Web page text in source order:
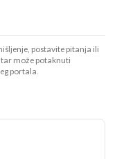
postavite pitanja ili
može potaknuti
portala.